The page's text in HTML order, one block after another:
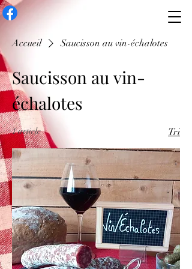
Accueil Saucisson au vin-échalotes
Saucisson au vin-
échalotes
1 article Tri